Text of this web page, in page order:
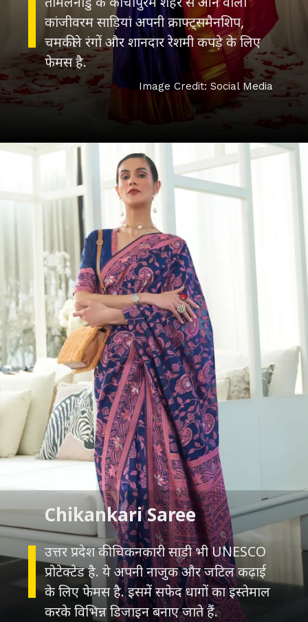
कांजीवरम साड़ियां अपनी क्राफ्ट्समैनशिप,
चमकीले रंगों और शानदार रेशमी कपड़े के लिए
फेमस है.
Image Credit: Social Media
उत्तर प्रदेश की चिकनकारी साड़ी भी UNESCO
प्रोटेक्टेड है. ये अपनी नाजुक और जटिल कढ़ाई
के लिए फेमस है. इसमें सफेद धागों का इस्तेमाल
करके विभिन्न डिजाइन बनाए जाते हैं.